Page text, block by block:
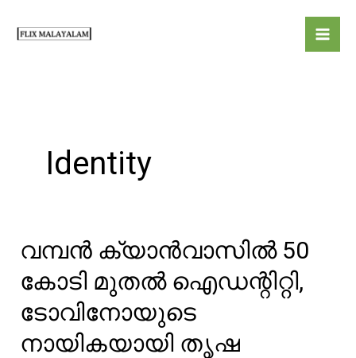
Identity
വമ്പൻ ക്യാൻവാസിൽ 50
കോടി മുതൽ ഐഡന്റിറ്റി,
ടോവിനോയുടെ
നായികയായി തൃഷ